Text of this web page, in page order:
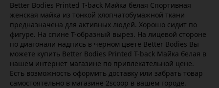
Better Bodies Printed T-back Майка белая Спортивная
женская майка из тонкой хлопчатобумажной ткани
предназначена для активных людей. Хорошо сидит по
фигуре. На спине Т-образный вырез. На лицевой стороне
по диагонали надпись в черном цвете Better Bodies Вы
можете купить Better Bodies Printed T-back Майка белая в
нашем интернет магазине по привлекательной цене.
Есть возможность оформить доставку или забрать товар
самостоятельно в магазине 2scoop в вашем городе.